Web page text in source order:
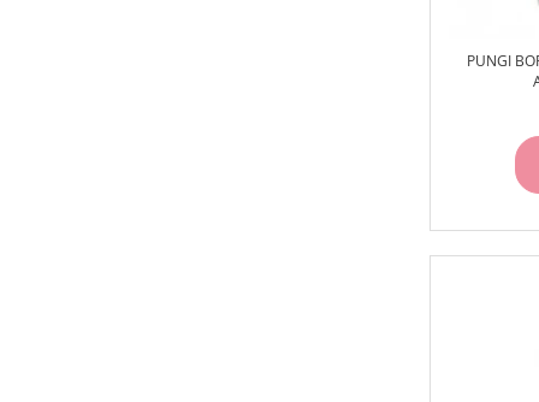
PUNGI